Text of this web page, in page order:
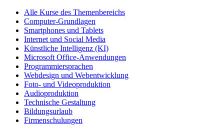
Alle Kurse des Themenbereichs
Computer-Grundlagen
Smartphones und Tablets
Internet und Social Media
Künstliche Intelligenz (KI)
Microsoft Office-Anwendungen
Programmiersprachen
Webdesign und Webentwicklung
Foto- und Videoproduktion
Audioproduktion
Technische Gestaltung
Bildungsurlaub
Firmenschulungen